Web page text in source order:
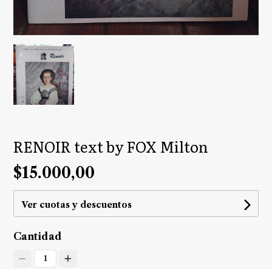
RENOIR text by FOX Milton
$15.000,00
Ver cuotas y descuentos
Cantidad
1